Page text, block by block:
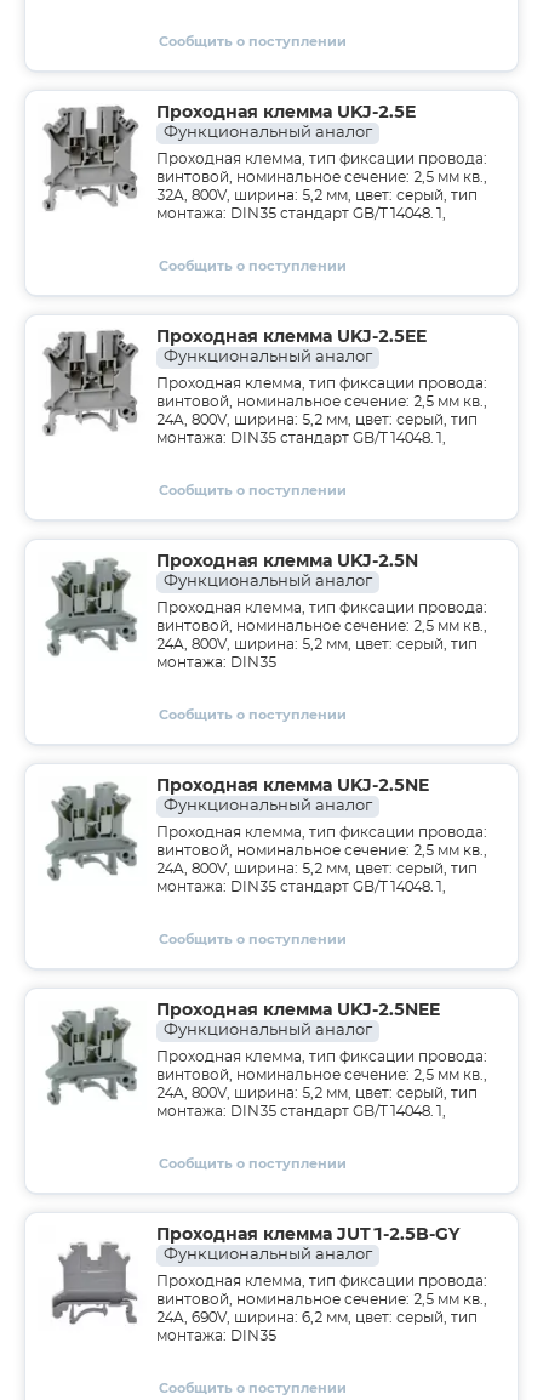
Сообщить о поступлении
Проходная клемма UKJ-2.5E
Функциональный аналог
Проходная клемма, тип фиксации провода:
винтовой, номинальное сечение: 2,5 мм кв.,
32A, 800V, ширина: 5,2 мм, цвет: серый, тип
монтажа: DIN35 стандарт GB/T14048.1,
Сообщить о поступлении
Проходная клемма UKJ-2.5EE
Функциональный аналог
Проходная клемма, тип фиксации провода:
винтовой, номинальное сечение: 2,5 мм кв.,
24A, 800V, ширина: 5,2 мм, цвет: серый, тип
монтажа: DIN35 стандарт GB/T14048.1,
Сообщить о поступлении
Проходная клемма UKJ-2.5N
Функциональный аналог
Проходная клемма, тип фиксации провода:
винтовой, номинальное сечение: 2,5 мм кв.,
24A, 800V, ширина: 5,2 мм, цвет: серый, тип
монтажа: DIN35
Сообщить о поступлении
Проходная клемма UKJ-2.5NE
Функциональный аналог
Проходная клемма, тип фиксации провода:
винтовой, номинальное сечение: 2,5 мм кв.,
24A, 800V, ширина: 5,2 мм, цвет: серый, тип
монтажа: DIN35 стандарт GB/T14048.1,
Сообщить о поступлении
Проходная клемма UKJ-2.5NEE
Функциональный аналог
Проходная клемма, тип фиксации провода:
винтовой, номинальное сечение: 2,5 мм кв.,
24A, 800V, ширина: 5,2 мм, цвет: серый, тип
монтажа: DIN35 стандарт GB/T14048.1,
Сообщить о поступлении
Проходная клемма JUT1-2.5B-GY
Функциональный аналог
Проходная клемма, тип фиксации провода:
винтовой, номинальное сечение: 2,5 мм кв.,
24A, 690V, ширина: 6,2 мм, цвет: серый, тип
монтажа: DIN35
Сообщить о поступлении